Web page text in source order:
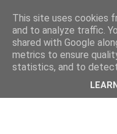
This site uses cookies
and to analyze traffic.
shared with Google
metrics to ensure
statistics, and to detect